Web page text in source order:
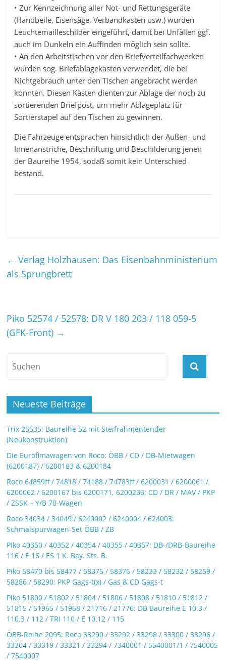
• Zur Kennzeichnung aller Not- und Rettungsgeräte
(Handbeile, Eisensäge, Verbandkasten usw.) wurden
Leuchtemailleschilder eingeführt, damit bei Unfällen ggf.
auch im Dunkeln ein Auffinden möglich sein sollte.
• An den Arbeitstischen vor den Briefverteilfachwerken
wurden sog. Briefablagekästen verwendet, die bei
Nichtgebrauch unter den Tischen angebracht werden
konnten. Diesen Kästen dienten zur Ablage der noch zu
sortierenden Briefpost, um mehr Ablageplatz für
Sortierstapel auf den Tischen zu gewinnen.
Die Fahrzeuge entsprachen hinsichtlich der Außen- und
Innenanstriche, Beschriftung und Beschilderung jenen
der Baureihe 1954, sodaß somit kein Unterschied
bestand.
← Verlag Holzhausen: Das Eisenbahnministerium
als Sprungbrett
Piko 52574 / 52578: DR V 180 203 / 118 059-5
(GFK-Front) →
Neueste Beiträge
Trix 25535: Baureihe 52 mit Steifrahmentender
(Neukonstruktion)
Die Eurofimawagen von Roco: ÖBB / CD / DB-Mietwagen
(6200187) / 6200183 & 6200184
Roco 64859ff / 74818 / 74188 / 74783ff / 6200031 / 6200061 /
6200062 / 6200167 bis 6200171, 6200233: CD / DR / MAV / PKP
/ ZSSK – Y/B 70-Wagen
Roco 34034 / 34049 / 6240002 / 6240004 / 624003:
Schmalspurwagen-Set ÖBB / ZB
Piko 40350 / 40352 / 40354 / 40355 / 40357: DB-/DRB-Baureihe
116 / E 16 / ES 1 K. Bay. Sts. B.
Piko 58470 bis 58477 / 58375 / 58376 / 58233 / 58232 / 58259 /
58286 / 58290: PKP Gags-t(x) / Gas & CD Gags-t
Piko 51800 / 51802 / 51804 / 51806 / 51808 / 51810 / 51812 /
51815 / 51965 / 51968 / 21716 / 21776: DB Baureihe E 10.3 /
110.3 / 112 / TRI 110 / E 10.12 / 115
ÖBB-Reihe 2095: Roco 33290 / 33292 / 33298 / 33300 / 33296 /
33304 / 33319 / 33321 / 33294 / 7340001 / 5540001/1 / 7540005
/ 7540007